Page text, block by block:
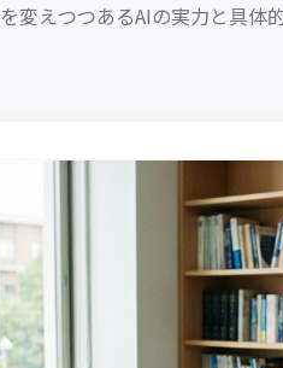
変えつつあるAIの実力と具体